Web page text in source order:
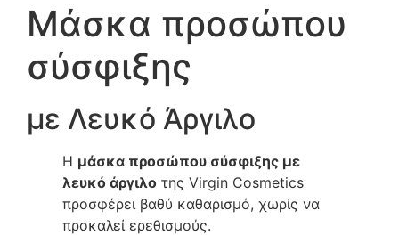
Μάσκα προσώπου
σύσφιξης
με Λευκό Άργιλο
Η μάσκα προσώπου σύσφιξης με
λευκό άργιλο της Virgin Cosmetics
προσφέρει βαθύ καθαρισμό, χωρίς να
προκαλεί ερεθισμούς.